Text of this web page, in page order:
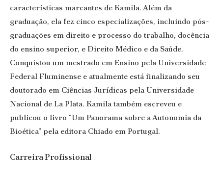
características marcantes de Kamila. Além da
graduação, ela fez cinco especializações, incluindo pós-
graduações em direito e processo do trabalho, docência
do ensino superior, e Direito Médico e da Saúde.
Conquistou um mestrado em Ensino pela Universidade
Federal Fluminense e atualmente está finalizando seu
doutorado em Ciências Jurídicas pela Universidade
Nacional de La Plata. Kamila também escreveu e
publicou o livro “Um Panorama sobre a Autonomia da
Bioética” pela editora Chiado em Portugal.
Carreira Profissional